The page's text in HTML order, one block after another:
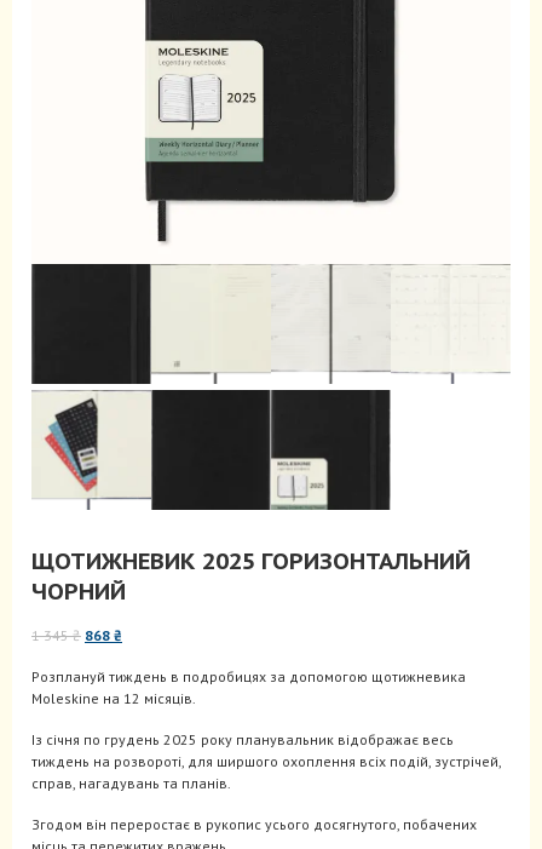
ЩОТИЖНЕВИК 2025 ГОРИЗОНТАЛЬНИЙ
ЧОРНИЙ
1 345₴ Оригінальна
1
345 ₴.
868 ₴
868 ₴.
Розплануй тиждень в подробицях за допомогою щотижневика
Moleskine на 12 місяців.
Із січня по грудень 2025 року планувальник відображає весь
тиждень на розвороті, для ширшого охоплення всіх подій, зустрічей,
справ, нагадувань та планів.
Згодом він переростає в рукопис усього досягнутого, побачених